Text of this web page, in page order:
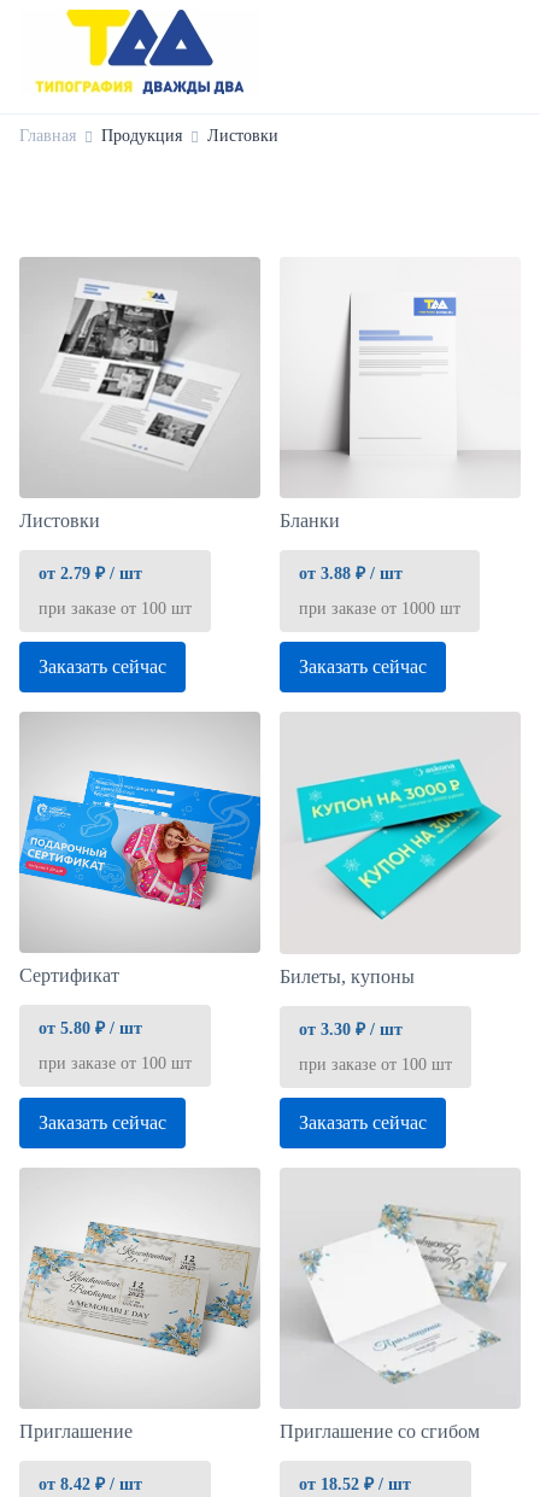
Главная Продукция Листовки
Листовки
от 2.79 ₽ / шт
при заказе от 100 шт
Заказать сейчас
Бланки
от 3.88 ₽ / шт
при заказе от 1000 шт
Заказать сейчас
Сертификат
от 5.80 ₽ / шт
при заказе от 100 шт
Заказать сейчас
Билеты, купоны
от 3.30 ₽ / шт
при заказе от 100 шт
Заказать сейчас
Приглашение
от 8.42 ₽ / шт
Приглашение со сгибом
от 18.52 ₽ / шт